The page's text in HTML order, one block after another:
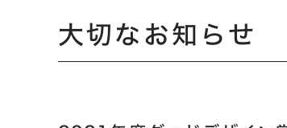
大切なお知らせ